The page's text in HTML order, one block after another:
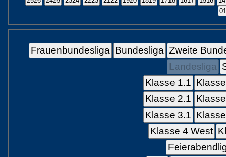
Frauenbundesliga Bundesliga Zweite
Landesliga
Klasse 1.1
Klasse 2.1
Klasse 3.1
Klasse 4 West